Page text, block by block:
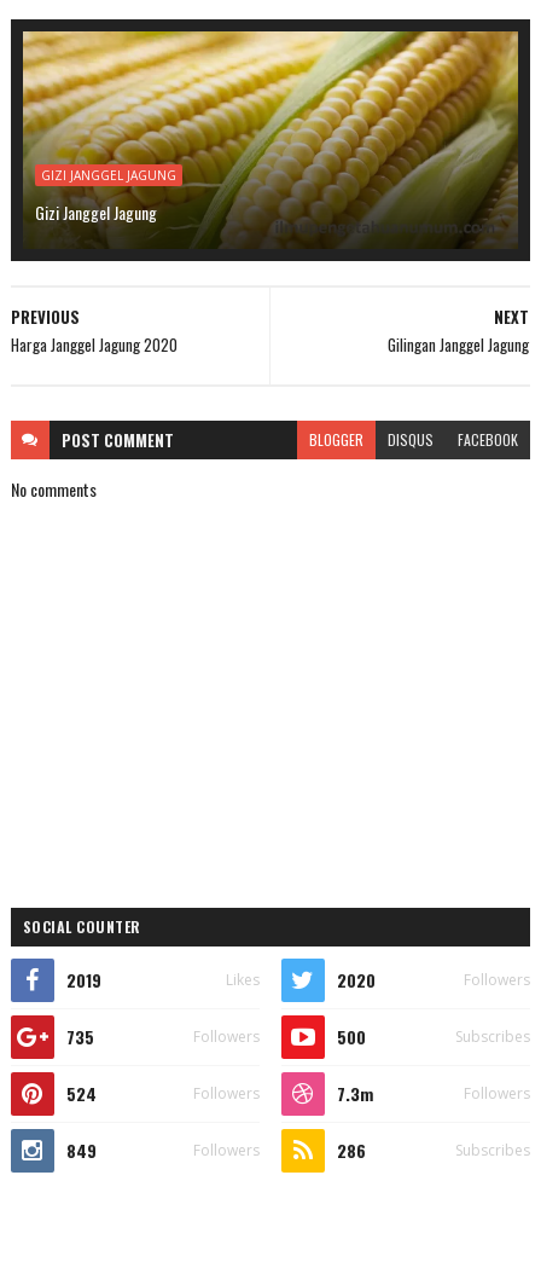
GIZI JANGGEL JAGUNG
Gizi Janggel Jagung
NEXT
Gilingan Janggel Jagung
PREVIOUS
Harga Janggel Jagung 2020
POST COMMENT BLOGGER DISQUS FACEBOOK
No comments
SOCIAL COUNTER
2019 Likes 2020 Followers
735 Followers 500 Subscribes
524 Followers 7.3m Followers
849 Followers 286 Subscribes